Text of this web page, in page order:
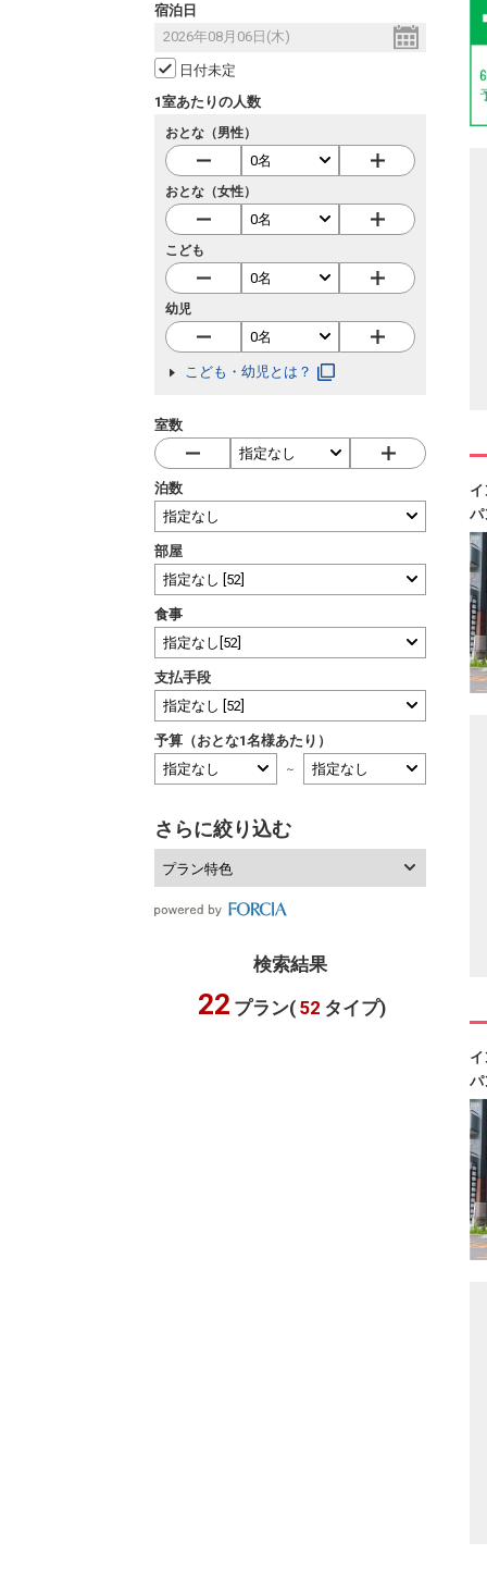
宿泊日
日付未定
1室あたりの人数
おとな（男性）
おとな（女性）
こども
幼児
こども・幼児とは？
室数
泊数
部屋
食事
支払手段
予算（おとな1名様あたり）
～
さらに絞り込む
プラン特色
検索結果
22 プラン( 52 タイプ)
パ
パ